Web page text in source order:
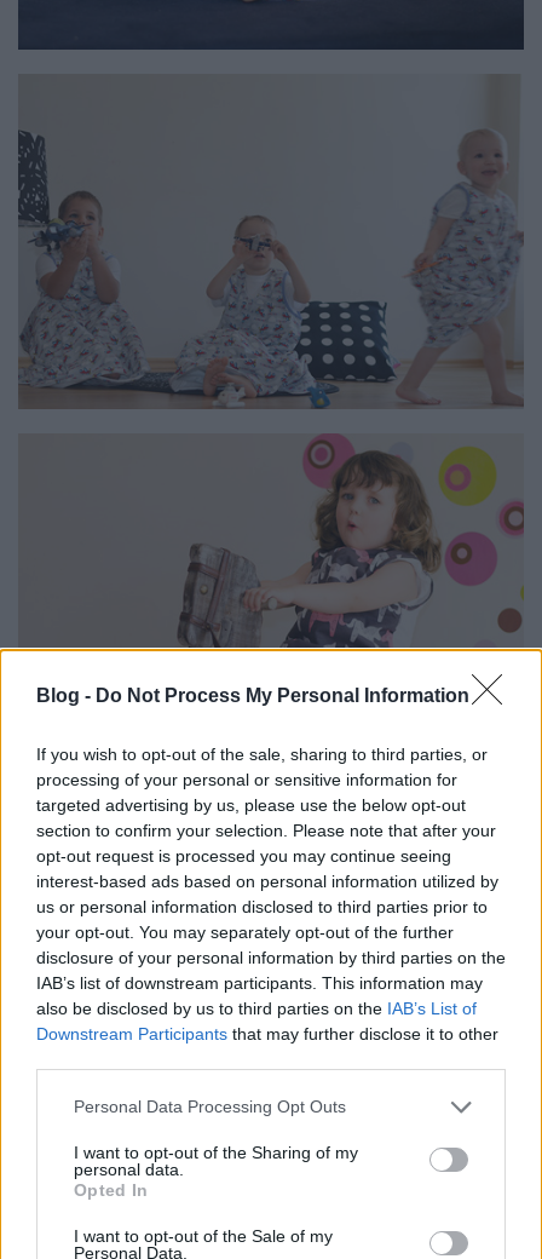
Blog - Do Not Process My Personal Information
If you wish to opt-out of the sale, sharing to third parties, or
processing of your personal or sensitive information for
targeted advertising by us, please use the below opt-out
section to confirm your selection. Please note that after your
opt-out request is processed you may continue seeing
interest-based ads based on personal information utilized by
us or personal information disclosed to third parties prior to
your opt-out. You may separately opt-out of the further
disclosure of your personal information by third parties on the
IAB’s list of downstream participants. This information may
also be disclosed by us to third parties on the IAB’s List of
Downstream Participants that may further disclose it to other
Please note that this website/app uses one or more Google
not limited to your visit or usage behaviour. You may click to
grant or deny consent to Google and its third-party tags to
use your data for below specified purposes in below Google
consent section.
Personal Data Processing Opt Outs
I want to opt-out of the Sharing of my
personal data.
Opted In
I want to opt-out of the Sale of my
Personal Data.
Ez nemcsak a mozgást és a szülők nyugodtabb
éjszakai és kora reggeli szunyálását biztosítja,
hanem azt is, hogy a gyerek alvás közben nem fog
túlmelegedni - babáknál ez a csecsemőhalál egyik
méretben 6-7 éves korig jók a zsákok és a designnál,
az anyaghasználatnál is ügyeltek arra, hogy ez a
korosztály is szívesen hordja.